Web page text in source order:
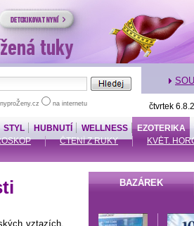
na internetu čtvrtek
STYL HUBNUTÍ WELLNESS
EZOTERIKA
ČTENÍ Z RUKY KVĚT.
vztazích.
BAZÁREK